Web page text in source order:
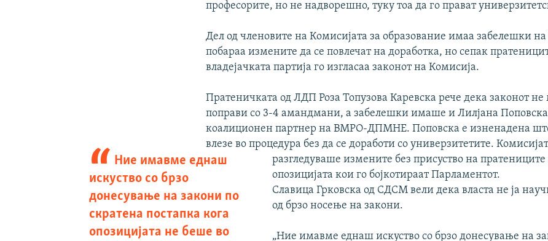
професорите, но не надворешно, туку тоа да го прават
Дел од членовите на Комисијата за образование имаа забелешки
побараа измените да се повлечат на доработка, но сепак
владејачката партија го изгласаа законот на Комисија.
Пратеничката од ЛДП Роза Топузова Каревска рече дека законот
поправи со 3-4 амандмани, а забелешки имаше и Лилјана
коалиционен партнер на ВМРО-ДПМНЕ. Поповска е изненадена
влезе во процедура без да се доработи со универзитетите.
Ние имавме еднаш
искуство со брзо
донесување на закони по
скратена постапка кога
опозицијата не беше во
разгледуваше измените без присуство на пратениците
опозицијата кои го бојкотираат Парламентот.
Славица Грковска од СДСМ вели дека власта не ја
од брзо носење на закони.
„Ние имавме еднаш искуство со брзо донесување на